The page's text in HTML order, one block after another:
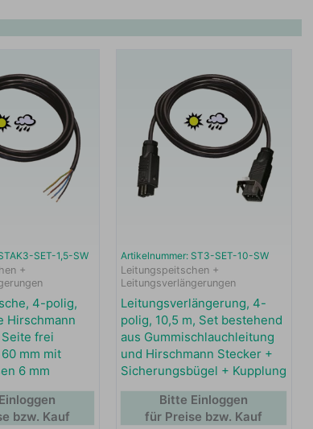
SET-1,5-SW
+
4-polig,
Hirschmann
frei
mm mit
6 mm
bzw. Kauf
Artikelnummer: ST3-SET-10-SW
Leitungspeitschen +
Leitungsverlängerungen
Leitungsverlängerung, 4-
polig, 10,5 m, Set bestehend
aus Gummischlauchleitung
und Hirschmann Stecker +
Sicherungsbügel + Kupplung
Bitte Einloggen
für Preise bzw. Kauf